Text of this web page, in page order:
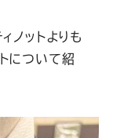
ノットよりも
について紹